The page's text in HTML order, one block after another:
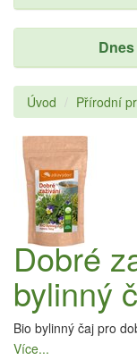
Úvod Přírodní
Dobré
bylinný
Bio bylinný čaj pro
Více...